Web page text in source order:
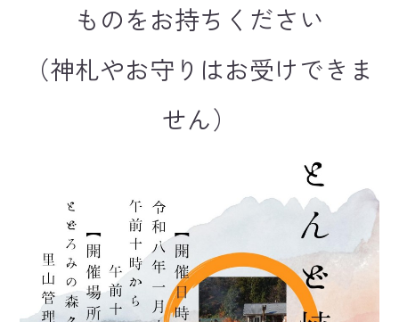
ものをお持ちください
（神札やお守りはお受けできま
せん）